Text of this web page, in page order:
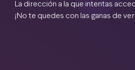
La dirección a la que intentas
¡No te quedes con las ganas de